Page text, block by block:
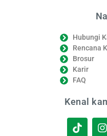
Hubungi
Rencana
Brosur
Karir
FAQ
Kenal